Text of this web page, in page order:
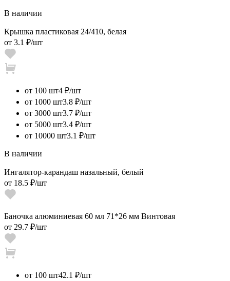
В наличии
Крышка пластиковая 24/410, белая
от 3.1 ₽/шт
от 100 шт4 ₽/шт
от 1000 шт3.8 ₽/шт
от 3000 шт3.7 ₽/шт
от 5000 шт3.4 ₽/шт
от 10000 шт3.1 ₽/шт
В наличии
Ингалятор-карандаш назальный, белый
от 18.5 ₽/шт
Баночка алюминиевая 60 мл 71*26 мм Винтовая
от 29.7 ₽/шт
от 100 шт42.1 ₽/шт